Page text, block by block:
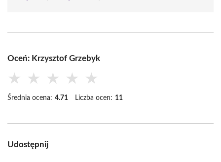
Oceń: Krzysztof Grzebyk
★ ★ ★ ★ ★
Średnia ocena: 4.71 Liczba ocen: 11
Udostępnij